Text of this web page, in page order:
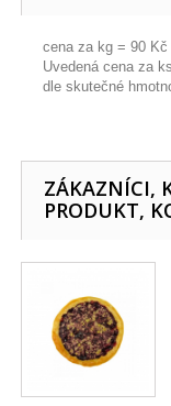
cena za kg = 90 Kč
Uvedená cena za
dle skutečné
ZÁKAZNÍCI,
PRODUKT,